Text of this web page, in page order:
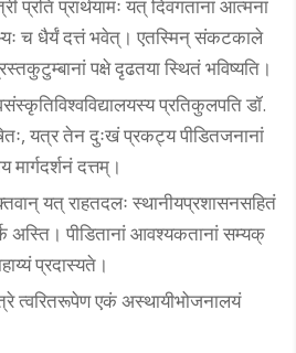
प्रार्थयामः यत् दिवंगतानां आत्मनां
च धैर्यं दत्तं भवेत्। एतस्मिन् संकटकाले
पक्षे दृढतया स्थितं भविष्यति।
प्रतिकुलपति डॉ.
यत्र तेन दुःखं प्रकट्य पीडितजनानां
दत्तम्।
यत् राहतदलः स्थानीयप्रशासनसहितं
अस्ति। पीडितानां आवश्यकतानां सम्यक्
प्रदास्यते।
त्वरितरूपेण एकं अस्थायीभोजनालयं